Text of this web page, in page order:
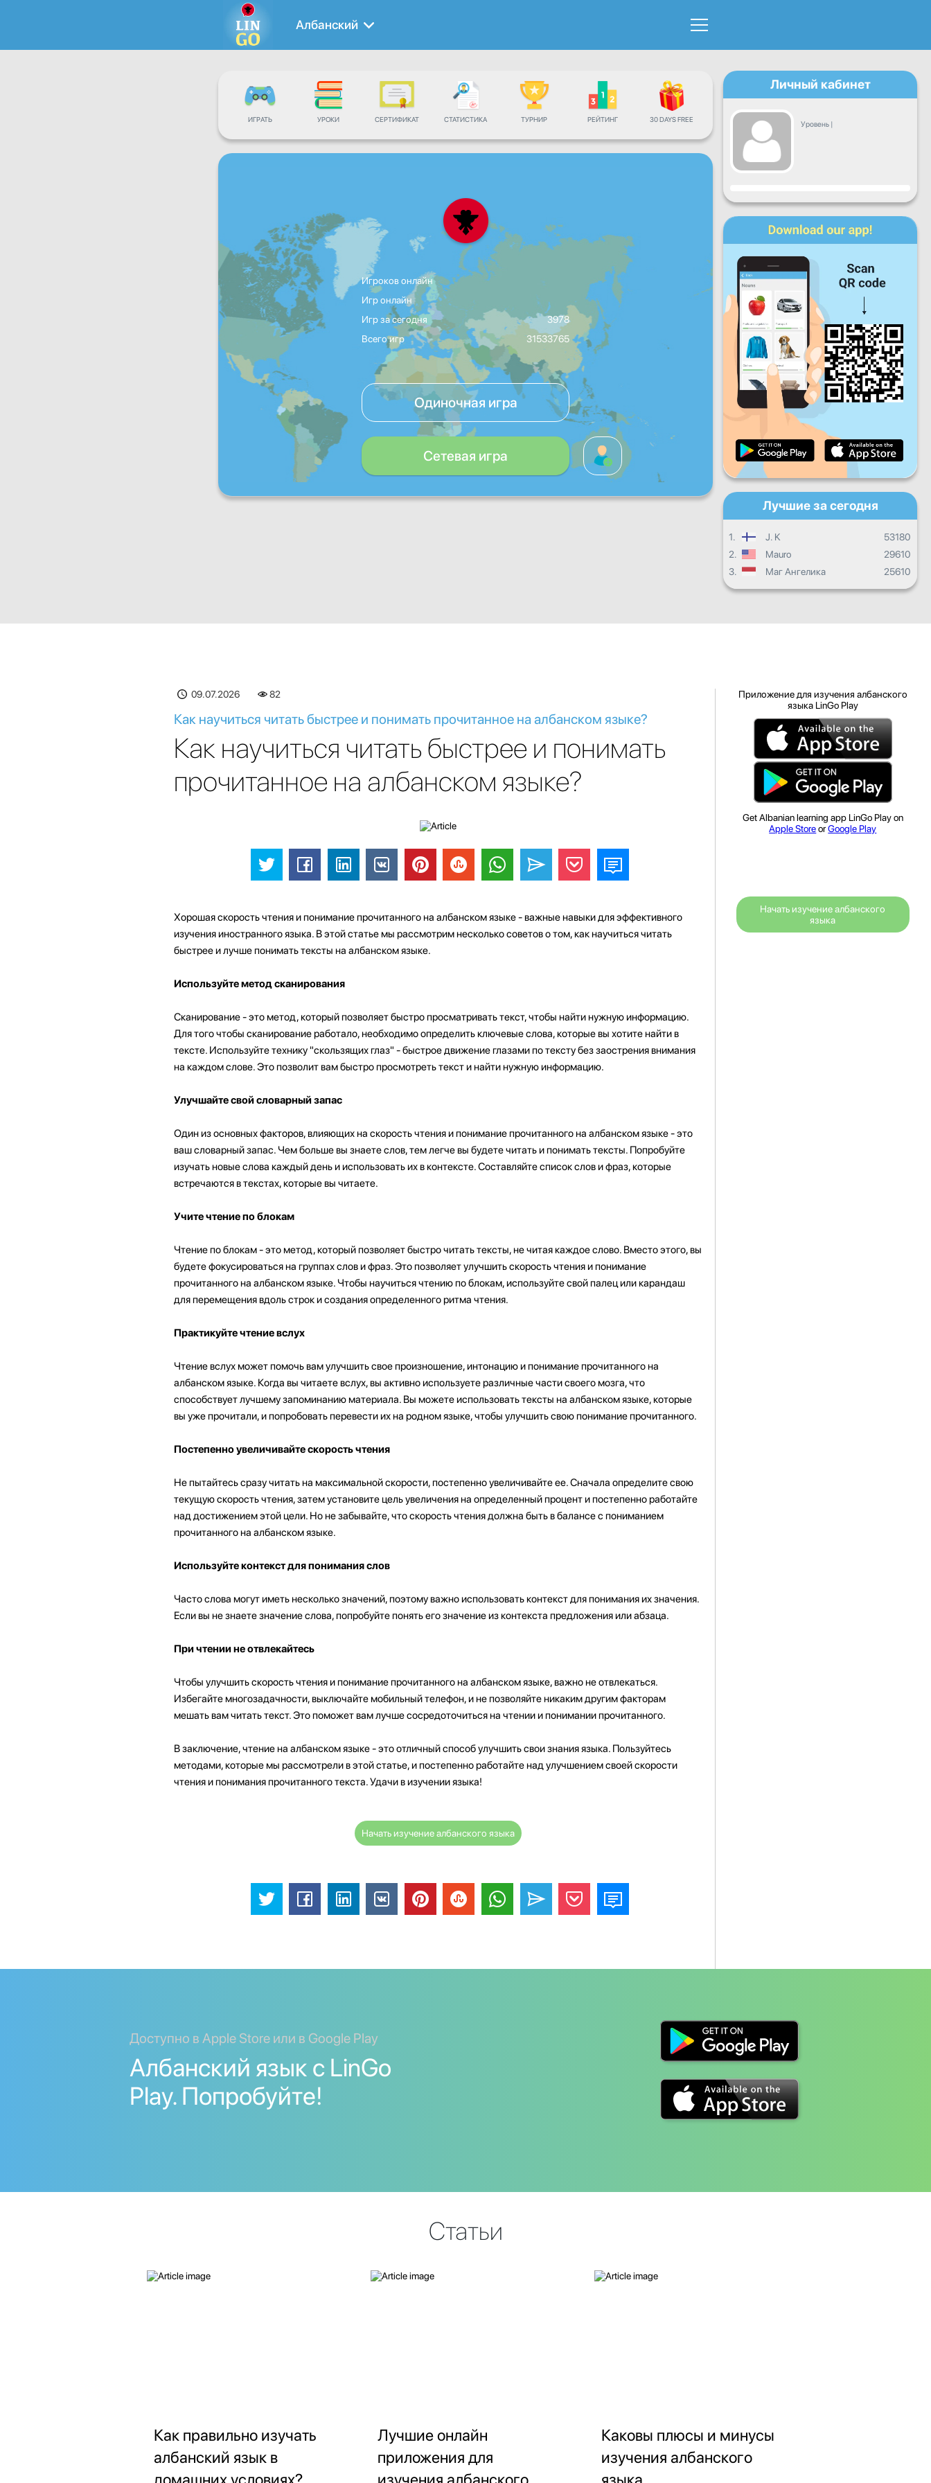
Албанский
ИГРАТЬ УРОКИ СЕРТИФИКАТ СТАТИСТИКА ТУРНИР РЕЙТИНГ 30 DAYS FREE
Игроков онлайн
Игр онлайн
Игр за сегодня
3978
Всего игр
31533765
Одиночная игра
Сетевая игра
Личный кабинет
Уровень |
Прогресс
Пн Ср Чт
Сб Вс
Ежедневный прогресс
Ежемесячный прогресс
Общий прогресс
Лучшие за сегодня
1. J. K
53180
2.
Mauro
29610
3.
Маг Ангелика 25610
09.07.2026 82
Как научиться читать быстрее и понимать прочитанное на албанском языке?
​​Как научиться читать быстрее и понимать
прочитанное на албанском языке?
Хорошая скорость чтения и понимание прочитанного на албанском языке - важные навыки для эффективного
изучения иностранного языка. В этой статье мы рассмотрим несколько советов о том, как научиться читать
быстрее и лучше понимать тексты на албанском языке.
Используйте метод сканирования
Сканирование - это метод, который позволяет быстро просматривать текст, чтобы найти нужную информацию.
Для того чтобы сканирование работало, необходимо определить ключевые слова, которые вы хотите найти в
тексте. Используйте технику "скользящих глаз" - быстрое движение глазами по тексту без заострения внимания
на каждом слове. Это позволит вам быстро просмотреть текст и найти нужную информацию.
Улучшайте свой словарный запас
Один из основных факторов, влияющих на скорость чтения и понимание прочитанного на албанском языке - это
ваш словарный запас. Чем больше вы знаете слов, тем легче вы будете читать и понимать тексты. Попробуйте
изучать новые слова каждый день и использовать их в контексте. Составляйте список слов и фраз, которые
встречаются в текстах, которые вы читаете.
Учите чтение по блокам
Чтение по блокам - это метод, который позволяет быстро читать тексты, не читая каждое слово. Вместо этого, вы
будете фокусироваться на группах слов и фраз. Это позволяет улучшить скорость чтения и понимание
прочитанного на албанском языке. Чтобы научиться чтению по блокам, используйте свой палец или карандаш
для перемещения вдоль строк и создания определенного ритма чтения.
Практикуйте чтение вслух
Чтение вслух может помочь вам улучшить свое произношение, интонацию и понимание прочитанного на
албанском языке. Когда вы читаете вслух, вы активно используете различные части своего мозга, что
способствует лучшему запоминанию материала. Вы можете использовать тексты на албанском языке, которые
вы уже прочитали, и попробовать перевести их на родном языке, чтобы улучшить свою понимание прочитанного.
Постепенно увеличивайте скорость чтения
Не пытайтесь сразу читать на максимальной скорости, постепенно увеличивайте ее. Сначала определите свою
текущую скорость чтения, затем установите цель увеличения на определенный процент и постепенно работайте
над достижением этой цели. Но не забывайте, что скорость чтения должна быть в балансе с пониманием
прочитанного на албанском языке.
Используйте контекст для понимания слов
Часто слова могут иметь несколько значений, поэтому важно использовать контекст для понимания их значения.
Если вы не знаете значение слова, попробуйте понять его значение из контекста предложения или абзаца.
При чтении не отвлекайтесь
Чтобы улучшить скорость чтения и понимание прочитанного на албанском языке, важно не отвлекаться.
Избегайте многозадачности, выключайте мобильный телефон, и не позволяйте никаким другим факторам
мешать вам читать текст. Это поможет вам лучше сосредоточиться на чтении и понимании прочитанного.
В заключение, чтение на албанском языке - это отличный способ улучшить свои знания языка. Пользуйтесь
методами, которые мы рассмотрели в этой статье, и постепенно работайте над улучшением своей скорости
чтения и понимания прочитанного текста. Удачи в изучении языка!
Начать изучение албанского языка
Приложение для изучения албанского
языка LinGo Play
Get Albanian learning app LinGo Play on
Apple StoreorGoogle Play
Начать изучение албанского
языка
Доступно в Apple Store или в Google Play
Албанский язык с LinGo
Play. Попробуйте!
Статьи
Как правильно изучать
албанский язык в
Лучшие онлайн
приложения для
Каковы плюсы и минусы
изучения албанского